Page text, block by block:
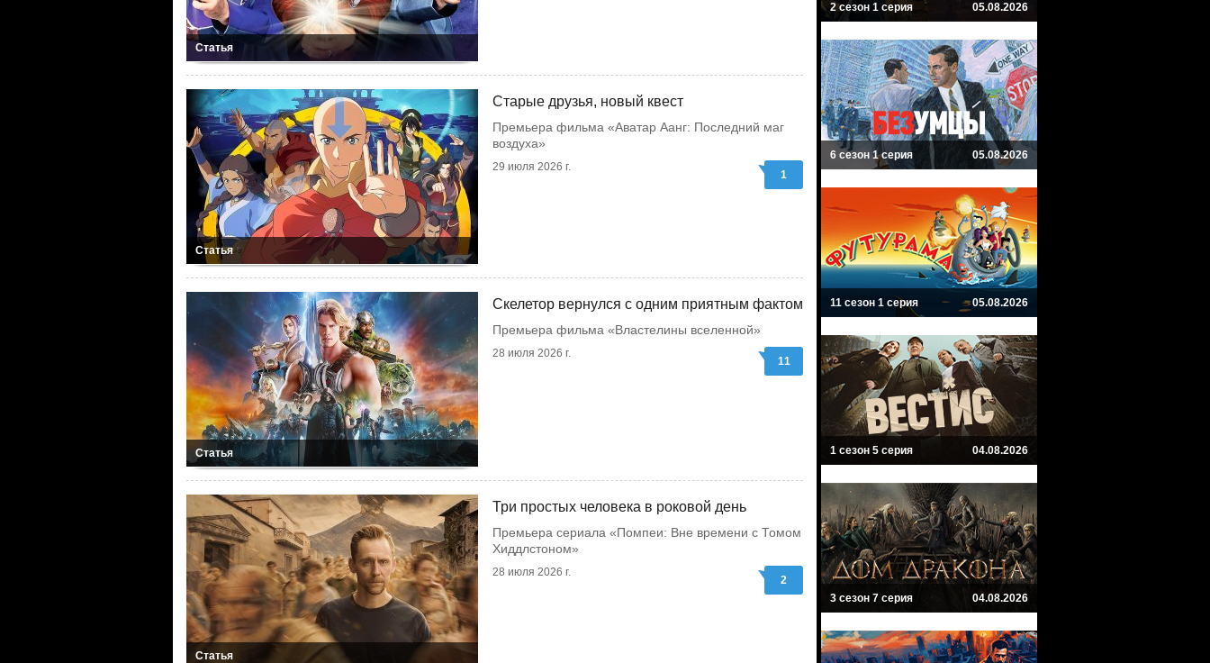
Статья
Статья
Старые друзья, новый квест
Премьера фильма «Аватар Аанг: Последний маг
воздуха»
29 июля 2026 г.
1
Статья
Скелетор вернулся с одним приятным фактом
Премьера фильма «Властелины вселенной»
28 июля 2026 г.
11
Статья
Три простых человека в роковой день
Премьера сериала «Помпеи: Вне времени с Томом
Хиддлстоном»
28 июля 2026 г.
2
2 сезон 1 серия 05.08.2026
6 сезон 1 серия 05.08.2026
11 сезон 1 серия 05.08.2026
1 сезон 5 серия 04.08.2026
3 сезон 7 серия 04.08.2026